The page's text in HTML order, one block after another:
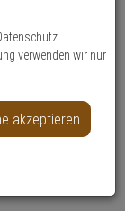
Lagerabverkauf
Kauf per E-Mail
verwenden wir nur
akzeptieren